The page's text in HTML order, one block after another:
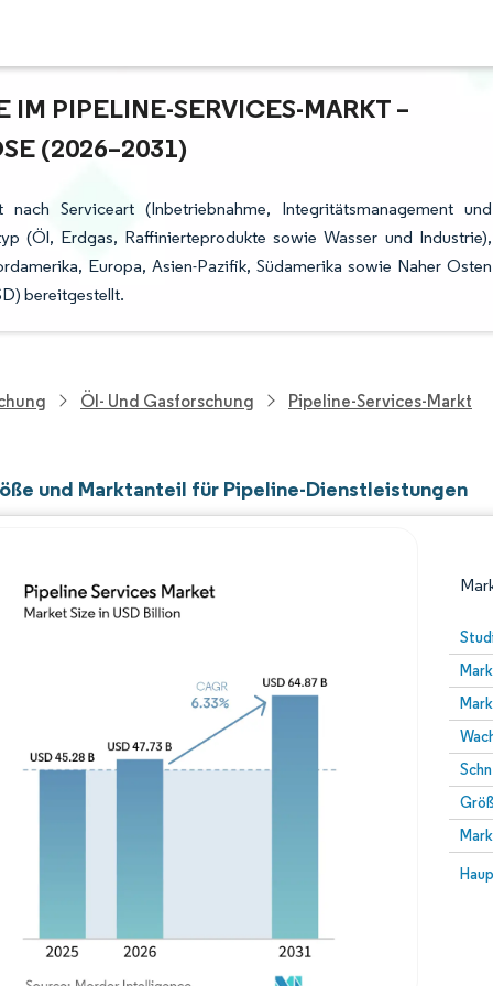
PIPELINE-SERVICES-MARKT – W
(2026–2031)
Serviceart (Inbetriebnahme, Integritätsmanagement und
(Öl, Erdgas, Raffinierteprodukte sowie Wasser und Industrie),
Europa, Asien-Pazifik, Südamerika sowie Naher Osten
bereitgestellt.
Öl- Und Gasforschung Pipeline-Services-Markt
und Marktanteil für Pipeline-Dienstleistungen
Bild
Bild © Mordor Intelligence. Wiederverwendung